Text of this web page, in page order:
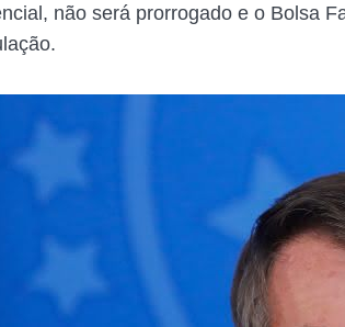
não será prorrogado e o Bolsa